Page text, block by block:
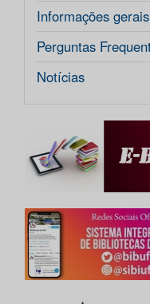
Informações
Perguntas
Notícias